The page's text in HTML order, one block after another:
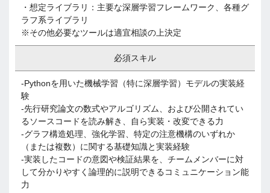
・想定ライブラリ：主要な深層学習フレームワーク、各種グ
ラフ系ライブラリ
※その他必要なツールは適宜相談の上決定
必須スキル
-Pythonを用いた機械学習（特に深層学習）モデルの実装経
験
-先行研究論文の数式やアルゴリズム、および公開されてい
るソースコードを読み解き、自ら実装・改変できる力
-グラフ構造処理、強化学習、特定の注意機構のいずれか
（または複数）に関する基礎知識と実装経験
-実装したコードの意図や検証結果を、チームメンバーに対
して分かりやすく論理的に説明できるコミュニケーション能
力